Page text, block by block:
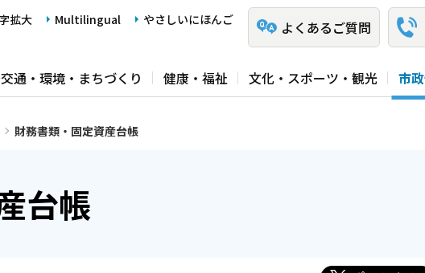
拡大 Multilingual やさしいにほんご よくあるご質問
交通・環境・まちづくり 健康・福祉 文化・スポーツ・観光 市
財務書類・固定資産台帳
台帳